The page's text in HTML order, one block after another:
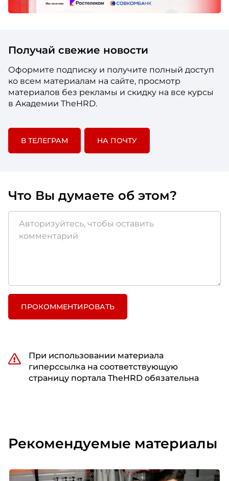
Получай свежие новости
Оформите подписку и получите полный доступ
ко всем материалам на сайте, просмотр
материалов без рекламы и скидку на все курсы
в Академии TheHRD.
В ТЕЛЕГРАМ НА ПОЧТУ
Что Вы думаете об этом?
ПРОКОММЕНТИРОВАТЬ
При использовании материала
гиперссылка на соответствующую
страницу портала TheHRD обязательна
Рекомендуемые материалы